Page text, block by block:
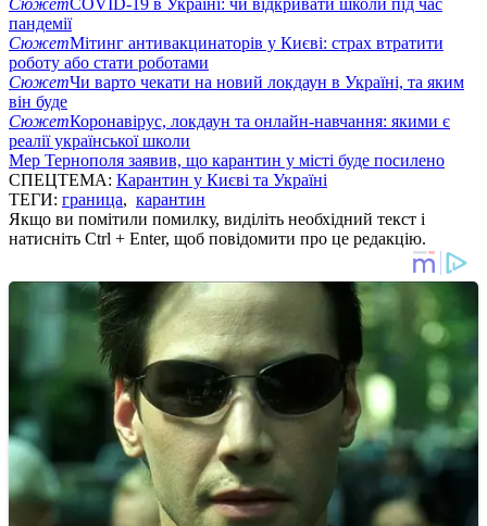
пандемії
СюжетМітинг антивакцинаторів у Києві: страх втратити
роботу або стати роботами
СюжетЧи варто чекати на новий локдаун в Україні, та яким
він буде
СюжетКоронавірус, локдаун та онлайн-навчання: якими є
реалії української школи
Мер Тернополя заявив, що карантин у місті буде посилено
СПЕЦТЕМА: Карантин у Києві та Україні
ТЕГИ: граница, карантин
Якщо ви помітили помилку, виділіть необхідний текст і
натисніть Ctrl + Enter, щоб повідомити про це редакцію.